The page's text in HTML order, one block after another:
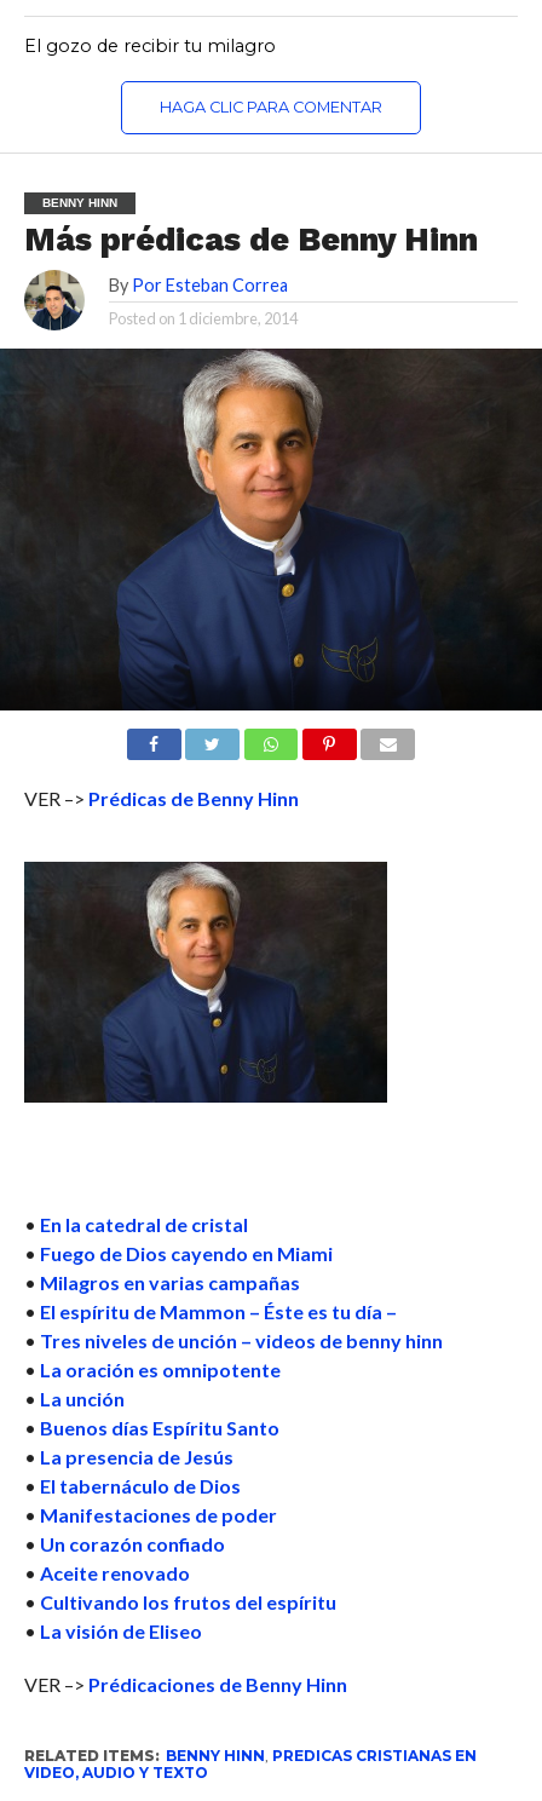
El gozo de recibir tu milagro
HAGA CLIC PARA COMENTAR
BENNY HINN
Más prédicas de Benny Hinn
By Por Esteban Correa
Posted on 1 diciembre, 2014
VER –> Prédicas de Benny Hinn
• En la catedral de cristal
• Fuego de Dios cayendo en Miami
• Milagros en varias campañas
• El espíritu de Mammon – Éste es tu día –
• Tres niveles de unción – videos de benny hinn
• La oración es omnipotente
• La unción
• Buenos días Espíritu Santo
• La presencia de Jesús
• El tabernáculo de Dios
• Manifestaciones de poder
• Un corazón confiado
• Aceite renovado
• Cultivando los frutos del espíritu
• La visión de Eliseo
VER –> Prédicaciones de Benny Hinn
RELATED ITEMS: BENNY HINN PREDICAS CRISTIANAS EN
VIDEO, AUDIO Y TEXTO